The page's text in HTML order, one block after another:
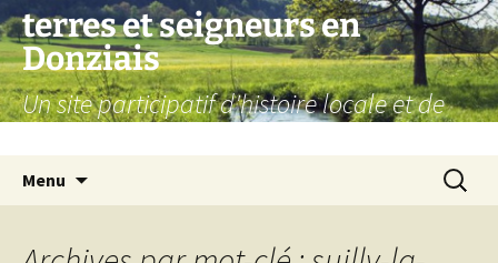
Aller
au
contenu
terres et seigneurs en
Donziais
Un site participatif d'histoire locale et de
Menu